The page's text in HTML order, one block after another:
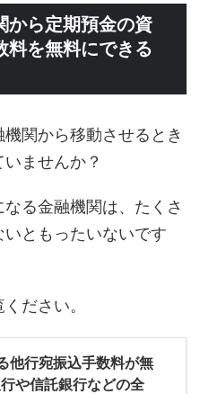
から定期預金の資
料を無料にできる
関から移動させるとき
ませんか？
る金融機関は、たくさ
ともったいないです
ださい。
他行宛振込手数料が無
や信託銀行などの全